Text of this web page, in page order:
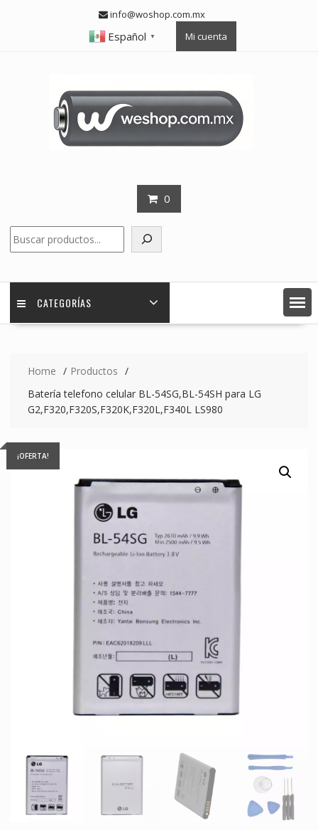
info@woshop.com.mx
Español ▼ Mi cuenta
0
CATEGORÍAS
Home
Productos
Batería telefono celular BL-54SG,BL-54SH para LG
G2,F320,F320S,F320K,F320L,F340L LS980
¡OFERTA!